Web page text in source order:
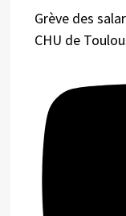
Grève des
CHU de